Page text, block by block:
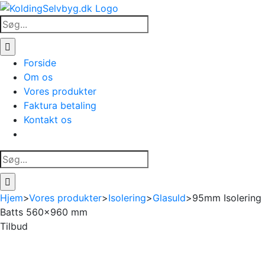
Skip
to
content
Søg
efter:
Forside
Om os
Vores produkter
Faktura betaling
Kontakt os
Søg
efter:
Hjem>Vores produkter>Isolering>Glasuld>95mm Isolering
Batts 560×960 mm
Tilbud